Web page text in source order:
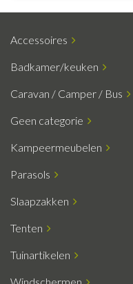
Accessoires
Badkamer/keuken
Caravan / Camper / Bus
Geen categorie
Kampeermeubelen
Parasols
Slaapzakken
Tenten
Tuinartikelen
Windschermen